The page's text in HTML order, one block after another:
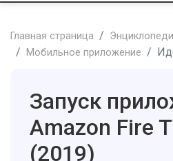
Главная страница
Мобильное приложение
Запуск
Amazon Fire
(2019)